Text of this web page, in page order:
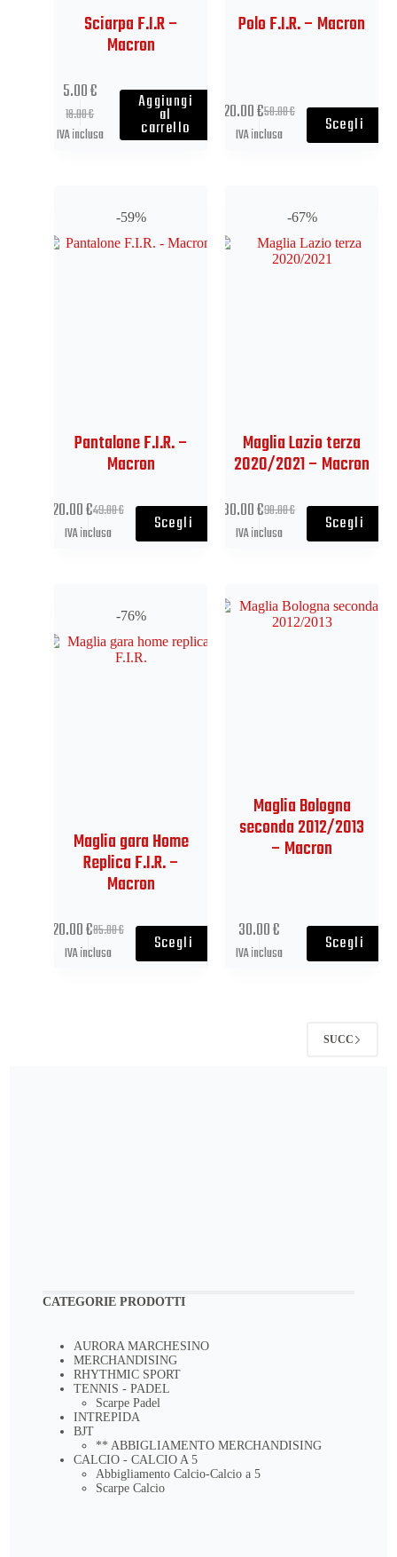
CATEGORIE PRODOTTI
AURORA MARCHESINO
MERCHANDISING
RHYTHMIC SPORT
TENNIS - PADEL
Scarpe Padel
INTREPIDA
BJT
** ABBIGLIAMENTO MERCHANDISING
CALCIO - CALCIO A 5
Abbigliamento Calcio-Calcio a 5
Scarpe Calcio
Sciarpa F.I.R –
Macron
18.00€
5.00€
IVA inclusa
Aggiungi
al
carrello
Polo F.I.R. – Macron
50.00€
20.00€
IVA inclusa Scegli
-59%
Pantalone F.I.R. –
Macron
49.00€
20.00€
IVA inclusa Scegli
-67%
Maglia Lazio terza
2020/2021 – Macron
90.00€
30.00€
IVA inclusa Scegli
-76%
Maglia gara Home
Replica F.I.R. –
Macron
85.00€
20.00€
IVA inclusa Scegli
Maglia Bologna
seconda 2012/2013
– Macron
30.00€
IVA inclusa Scegli
SUCC